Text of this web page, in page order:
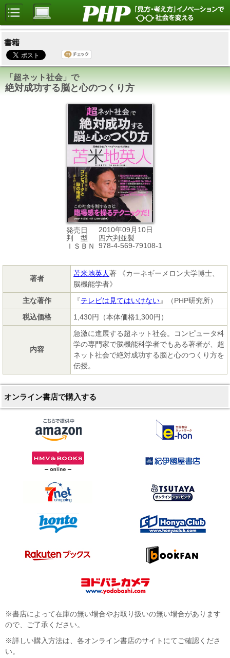
書籍
「超ネット社会」で
絶対成功する脳と心のつくり方
発売日
2010年09月10日
判 型
四六判並製
ＩＳＢＮ
978-4-569-79108-1
著者
苫米地英人著 《カーネギーメロン大学博士、
脳機能学者》
主な著作
『テレビは見てはいけない』（PHP研究所）
税込価格
1,430円（本体価格1,300円）
内容
急激に進展する超ネット社会。コンピュータ科
学の専門家で脳機能科学者でもある著者が、超
ネット社会で絶対成功する脳と心のつくり方を
伝授。
オンライン書店で購入する
※書店によって在庫の無い場合やお取り扱いの無い場合があります
ので、ご了承ください。
※詳しい購入方法は、各オンライン書店のサイトにてご確認くださ
い。